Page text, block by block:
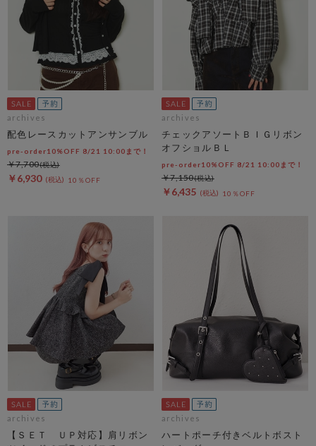
archives
配色レースカットアンサンブル
pre-order10%OFF 8/21 10:00まで！
￥6,930 10％OFF
￥7,700
archives
チェックアソートＢＩＧリボン
オフショルＢＬ
pre-order10%OFF 8/21 10:00まで！
￥6,435 10％OFF
￥7,150
archives
【ＳＥＴ ＵＰ対応】肩リボン
archives
ハートポーチ付きベルトボスト